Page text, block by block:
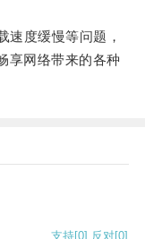
度缓慢等问题，
享网络带来的各种
支持[0] 反对[0]